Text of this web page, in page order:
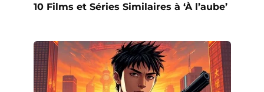
10 Films et Séries Similaires à ‘À l’aube’